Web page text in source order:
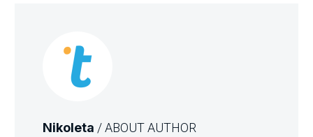
Nikoleta / ABOUT AUTHOR